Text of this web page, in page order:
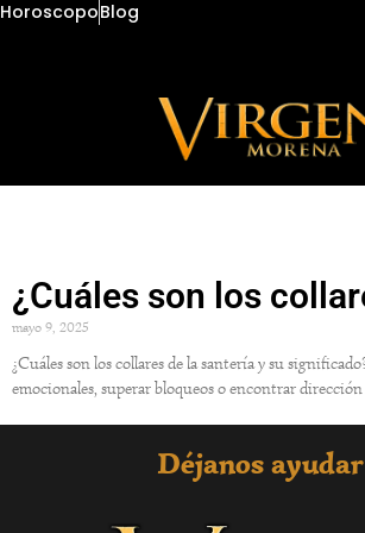
HoroscopoBlog
¿Cuáles son los
mayo 9, 2025
¿Cuáles son los collares de la santería y su
emocionales, superar bloqueos o encontrar
Déjanos